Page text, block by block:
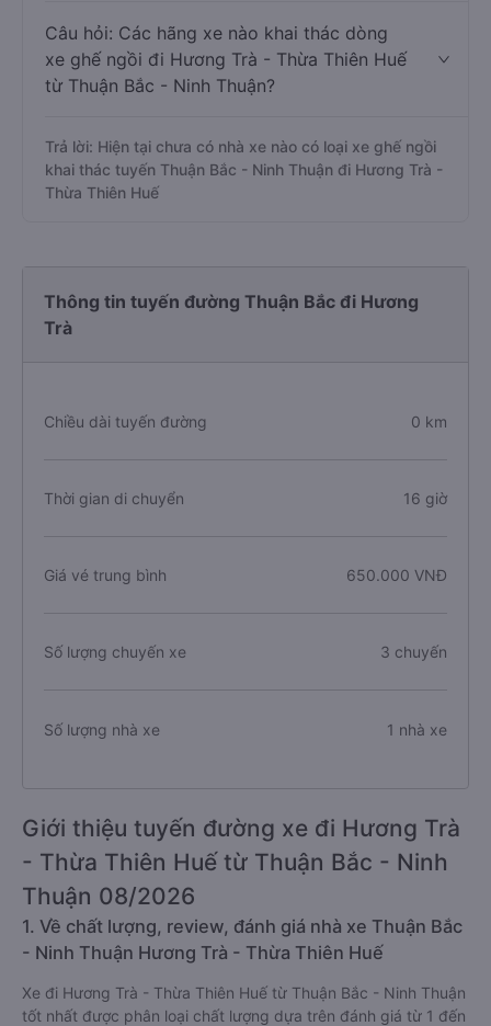
Câu hỏi: Các hãng xe nào khai thác dòng
xe ghế ngồi đi Hương Trà - Thừa Thiên Huế
từ Thuận Bắc - Ninh Thuận?
Trả lời: Hiện tại chưa có nhà xe nào có loại xe ghế ngồi
khai thác tuyến Thuận Bắc - Ninh Thuận đi Hương Trà -
Thừa Thiên Huế
Thông tin tuyến đường Thuận Bắc đi Hương
Trà
Chiều dài tuyến đường 0 km
Thời gian di chuyển 16 giờ
Giá vé trung bình 650.000 VNĐ
Số lượng chuyến xe 3 chuyến
Số lượng nhà xe 1 nhà xe
Giới thiệu tuyến đường xe đi Hương Trà
- Thừa Thiên Huế từ Thuận Bắc - Ninh
Thuận 08/2026
1. Về chất lượng, review, đánh giá nhà xe Thuận Bắc
- Ninh Thuận Hương Trà - Thừa Thiên Huế
Xe đi Hương Trà - Thừa Thiên Huế từ Thuận Bắc - Ninh Thuận
tốt nhất được phân loại chất lượng dựa trên đánh giá từ 1 đến